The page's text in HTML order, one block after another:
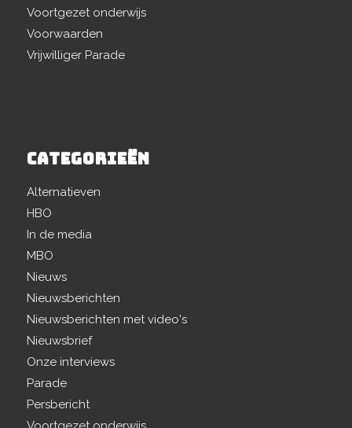
Voortgezet onderwijs
Voorwaarden
Vrijwilliger Parade
CATEGORIEËN
Alternatieven
HBO
In de media
MBO
Nieuws
Nieuwsberichten
Nieuwsberichten met video's
Nieuwsbrief
Onze interviews
Parade
Persbericht